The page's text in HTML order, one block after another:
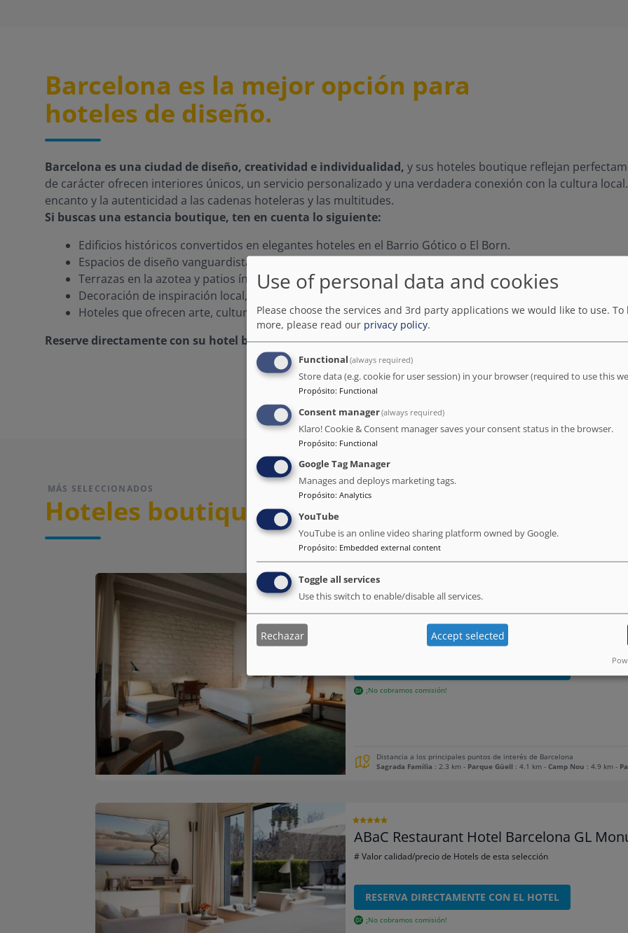
Barcelona es la mejor opción para
hoteles de diseño.
Barcelona es una ciudad de diseño, creatividad e individualidad, y sus hoteles boutique reflejan
de carácter ofrecen interiores únicos, un servicio personalizado y una verdadera conexión con la cultura
encanto y la autenticidad a las cadenas hoteleras y las multitudes.
Si buscas una estancia boutique, ten en cuenta lo siguiente:
Edificios históricos convertidos en elegantes hoteles en el Barrio Gótico o El Born.
Espacios de diseño vanguardista en el Eixample, cerca de las obras maestras de Gaudí.
Terrazas en la azotea y patios íntimos con vistas a la ciudad.
Decoración de inspiración local, desde el diseño catalán moderno hasta la elegancia minimalista.
Hoteles que ofrecen arte, cultura y atención personalizada en cada detalle.
Reserve directamente con su hotel boutique para obtener las mejores tarifas,una hospitalidad auténtica
MÁS SELECCIONADOS
Hoteles boutique
# Valor calidad/precio de Hotels de esta selección
¡No cobramos comisión!
Distancia a los principales puntos de interés de Barcelona
Sagrada Familia : 2.3 km- Parque Güell : 4.1 km-Camp Nou : 4.9 km-
ABaC Restaurant Hotel Barcelona GL
# Valor calidad/precio de Hotels de esta selección
RESERVA DIRECTAMENTE CON EL HOTEL
¡No cobramos comisión!
Use of personal data and cookies
Please choose the services and 3rd party applications we would like to use. To
more, please read our privacy policy.
Functional (always required)
Store data (e.g. cookie for user session) in your browser (required to use this
Propósito: Functional
Consent manager(always required)
Klaro! Cookie & Consent manager saves your consent status in the browser.
Propósito: Functional
Google Tag Manager
Manages and deploys marketing tags.
Propósito: Analytics
YouTube
YouTube is an online video sharing platform owned by Google.
Propósito: Embedded external content
Toggle all services
Use this switch to enable/disable all services.
Rechazar Accept selected